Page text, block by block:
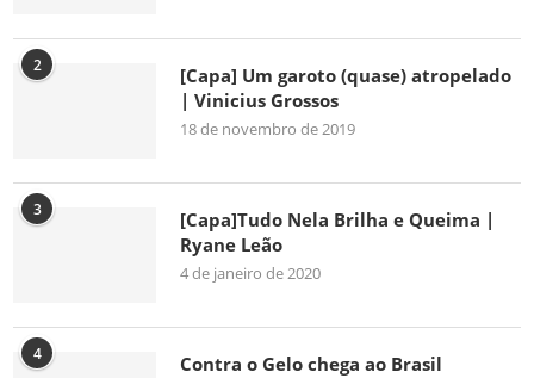
2
[Capa] Um garoto (quase) atropelado
| Vinicius Grossos
18 de novembro de 2019
3
[Capa]Tudo Nela Brilha e Queima |
Ryane Leão
4 de janeiro de 2020
4 Contra o Gelo chega ao Brasil